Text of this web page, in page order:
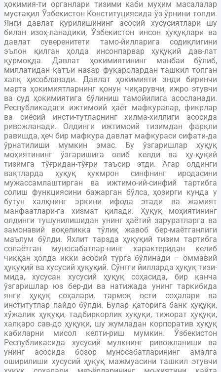
ҳокимия-ти органлари тизими каби муҳим масалалар
мустақил Ўзбекистон Конституциясида ўз ўрнини топди.
Янги давлат қурилишининг асосий хусусиятлари шу
билан изоҳ-ланадики, Ўзбекистон инсон ҳуқуқлари ва
давлат суверенитети тамо-йилларига содиқлигини
эълон қилган ҳолда инсонпарвар ҳуқуқий дав-лат
қурмоқда. Давлат ҳокимиятининг манбаи бўлиб,
миллатидан қатъи назар фуқаролардан ташкил топган
халқ ҳисобланади. Давлат ҳокимияти энди биринчи
марта ҳокимиятларнинг қонун чиқарувчи, ижро этувчи
ва суд ҳокимиятига бўлиниш тамойилига асосланади.
Республикадаги ижтимоий ҳаёт мафкуралар, фикрлар
ва сиёсий инсти-тутларнинг хилма-хиллиги асосида
ривожланади. Олдинги ижтимоий тизимдан фарқли
равишда, ҳеч бир мафкура давлат мафкураси сифати-да
ўрнатилиши мумкин эмас. Бу ўзгаришлар ҳуқуқ
моҳиятининг ўзгаришига олиб келди ва ҳу-қуқий
тизимга тўғридан-тўғри таъсир этди. Агар олдинги
вақтларда ҳуқуқ ҳукмрон синфнинг иродасини
мужассамлаштирган ва ижтимо-ий-синфий тартибга
солиш функциясини бажарган бўлса, ҳозирги кунда у
бутун халқнинг эркини ифода этади ва жамият
манфаатлари-га хизмат қилади. Ҳуқуқ моҳиятининг
олдинги тушунилишидан унинг ҳаётий заруратларга ва
замонавий воқеликка тўлиқ жавоб бер-маётганлиги
маълум бўлди. Яхлит тарзда ҳуқуқий тизим тартибга
солаётган муносабатлар-нинг характеридан келиб
чиққан ҳолда икки асосий турга бўлинади – оммавий
ҳуқуқий ва хусусий ҳуқуқий. Сўнгги йилларда ҳуқуқ тизи-
мида, хусусан хусусий ҳуқуқ соҳасида, бир қанча
ўзгаришлар юз бер-ди ва натижада унинг таркибида
янги ҳуқуқ соҳалари, тармоқ ости соҳалари ва
институтлар пайдо бўлди. Булар қаторига банк ҳуқуқи,
хўжалик ҳуқуқи, тадбиркорлик ҳуқуқи, тижорат ҳуқуқи,
халқаро сав-до ҳуқуқи, шу жумладан корпоратив ҳуқуқ
кабиларни мисол келти-риш мумкин. Ўзбекистон
Республикасида хусусий мулкнинг ривожланиши ва
унинг асосида бозор муносабатларининг амалга
оширилиши хусусий ҳуқуқ мажмуасини ташкил этувчи